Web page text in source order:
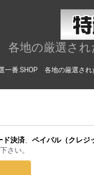
各地の厳選さ
一番.SHOP 各地の厳選さ
ド決済、 ペイパル（クレジ
さい。